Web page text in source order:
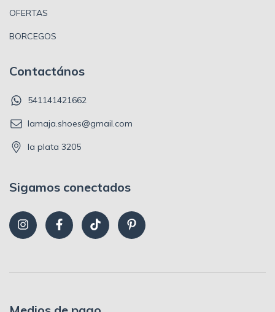
OFERTAS
BORCEGOS
Contactános
541141421662
lamaja.shoes@gmail.com
la plata 3205
Sigamos conectados